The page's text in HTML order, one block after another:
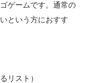
ゲームです。通常の
という方におすす
リスト）